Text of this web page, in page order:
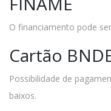
O financiamento pode
Cartão
Possibilidade de
baixos.